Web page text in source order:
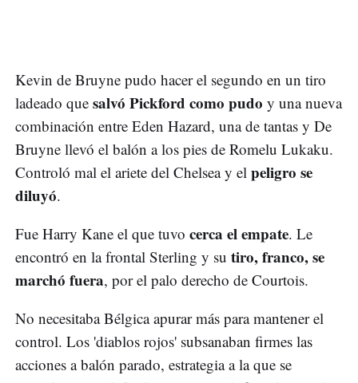
Kevin de Bruyne pudo hacer el segundo en un tiro
ladeado que salvó Pickford como pudo y una nueva
combinación entre Eden Hazard, una de tantas y De
Bruyne llevó el balón a los pies de Romelu Lukaku.
Controló mal el ariete del Chelsea y el peligro se
diluyó.
Fue Harry Kane el que tuvo cerca el empate. Le
encontró en la frontal Sterling y su tiro, franco, se
marchó fuera, por el palo derecho de Courtois.
No necesitaba Bélgica apurar más para mantener el
control. Los 'diablos rojos' subsanaban firmes las
acciones a balón parado, estrategia a la que se